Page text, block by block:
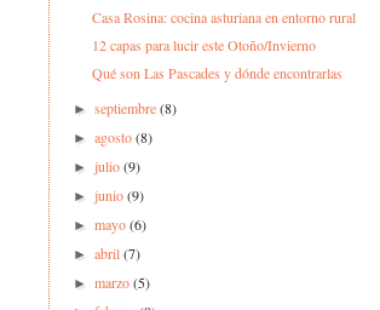
Casa Rosina: cocina asturiana en entorno rural
12 capas para lucir este Otoño/Invierno
Qué son Las Pascades y dónde encontrarlas
►septiembre(8)
►agosto(8)
►julio(9)
►junio(9)
►mayo(6)
►abril(7)
►marzo(5)